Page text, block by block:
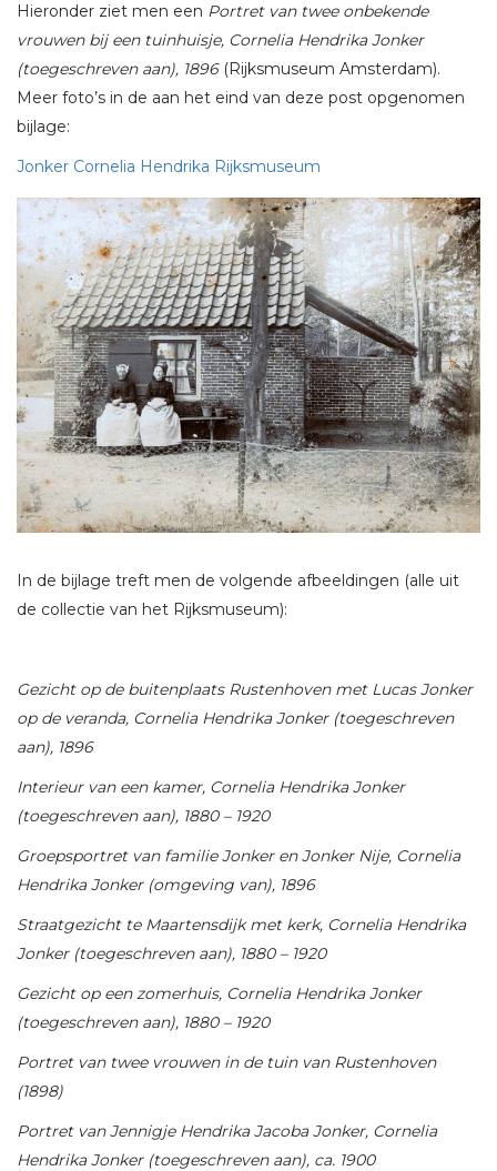
Hieronder ziet men een Portret van twee onbekende
vrouwen bij een tuinhuisje, Cornelia Hendrika Jonker
(toegeschreven aan), 1896 (Rijksmuseum Amsterdam).
Meer foto’s in de aan het eind van deze post opgenomen
bijlage:
Jonker Cornelia Hendrika Rijksmuseum
In de bijlage treft men de volgende afbeeldingen (alle uit
de collectie van het Rijksmuseum):
Gezicht op de buitenplaats Rustenhoven met Lucas Jonker
op de veranda, Cornelia Hendrika Jonker (toegeschreven
aan), 1896
Interieur van een kamer, Cornelia Hendrika Jonker
(toegeschreven aan), 1880 – 1920
Groepsportret van familie Jonker en Jonker Nije, Cornelia
Hendrika Jonker (omgeving van), 1896
Straatgezicht te Maartensdijk met kerk, Cornelia Hendrika
Jonker (toegeschreven aan), 1880 – 1920
Gezicht op een zomerhuis, Cornelia Hendrika Jonker
(toegeschreven aan), 1880 – 1920
Portret van twee vrouwen in de tuin van Rustenhoven
(1898)
Portret van Jennigje Hendrika Jacoba Jonker, Cornelia
Hendrika Jonker (toegeschreven aan), ca. 1900